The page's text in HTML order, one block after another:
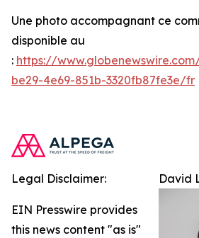
Une photo accompagnant ce
disponible au
: https://
be29-4e69-851b-3320fb87fe3e/fr
David
Legal Disclaimer:
EIN Presswire provides
this news content "as is"